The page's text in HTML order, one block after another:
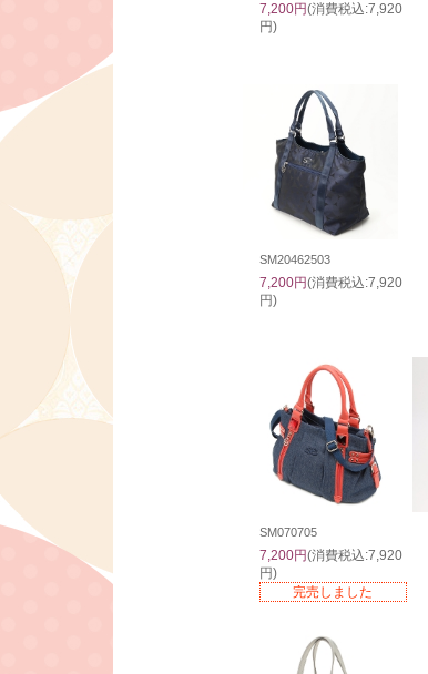
7,200円(消費税込:7,920
円)
SM20462503
7,200円(消費税込:7,920
円)
SM070705
7,200円(消費税込:7,920
円)
完売しました